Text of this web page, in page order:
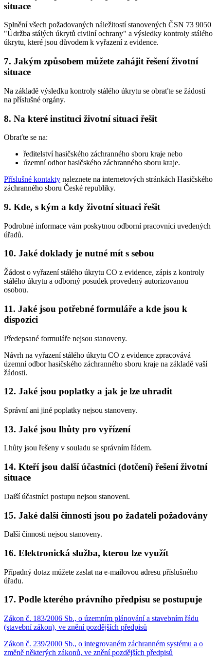
situace
Splnění všech požadovaných náležitostí stanovených ČSN 73 9050
"Údržba stálých úkrytů civilní ochrany" a výsledky kontroly stálého
úkrytu, které jsou důvodem k vyřazení z evidence.
7. Jakým způsobem můžete zahájit řešení životní
situace
Na základě výsledku kontroly stálého úkrytu se obraťte se žádostí
na příslušné orgány.
8. Na které instituci životní situaci řešit
Obraťte se na:
ředitelství hasičského záchranného sboru kraje nebo
územní odbor hasičského záchranného sboru kraje.
Příslušné kontakty naleznete na internetových stránkách Hasičského
záchranného sboru České republiky.
9. Kde, s kým a kdy životní situaci řešit
Podrobné informace vám poskytnou odborní pracovníci uvedených
úřadů.
10. Jaké doklady je nutné mít s sebou
Žádost o vyřazení stálého úkrytu CO z evidence, zápis z kontroly
stálého úkrytu a odborný posudek provedený autorizovanou
osobou.
11. Jaké jsou potřebné formuláře a kde jsou k
dispozici
Předepsané formuláře nejsou stanoveny.
Návrh na vyřazení stálého úkrytu CO z evidence zpracovává
územní odbor hasičského záchranného sboru kraje na základě vaší
žádosti.
12. Jaké jsou poplatky a jak je lze uhradit
Správní ani jiné poplatky nejsou stanoveny.
13. Jaké jsou lhůty pro vyřízení
Lhůty jsou řešeny v souladu se správním řádem.
14. Kteří jsou další účastníci (dotčení) řešení životní
situace
Další účastníci postupu nejsou stanoveni.
15. Jaké další činnosti jsou po žadateli požadovány
Další činnosti nejsou stanoveny.
16. Elektronická služba, kterou lze využít
Případný dotaz můžete zaslat na e-mailovou adresu příslušného
úřadu.
17. Podle kterého právního předpisu se postupuje
Zákon č. 183/2006 Sb., o územním plánování a stavebním řádu
(stavební zákon), ve znění pozdějších předpisů
Zákon č. 239/2000 Sb., o integrovaném záchranném systému a o
změně některých zákonů, ve znění pozdějších předpisů